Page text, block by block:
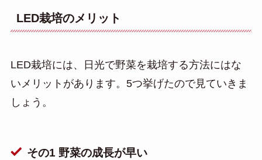
LED栽培のメリット
LED栽培には、日光で野菜を栽培する方法にはな
いメリットがあります。5つ挙げたので見ていきま
しょう。
その1 野菜の成長が早い